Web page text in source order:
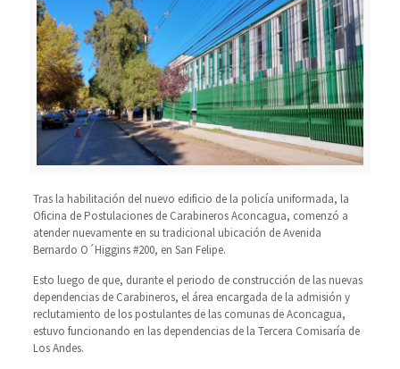
Tras la habilitación del nuevo edificio de la policía uniformada, la
Oficina de Postulaciones de Carabineros Aconcagua, comenzó a
atender nuevamente en su tradicional ubicación de Avenida
Bernardo O´Higgins #200, en San Felipe.
Esto luego de que, durante el periodo de construcción de las nuevas
dependencias de Carabineros, el área encargada de la admisión y
reclutamiento de los postulantes de las comunas de Aconcagua,
estuvo funcionando en las dependencias de la Tercera Comisaría de
Los Andes.